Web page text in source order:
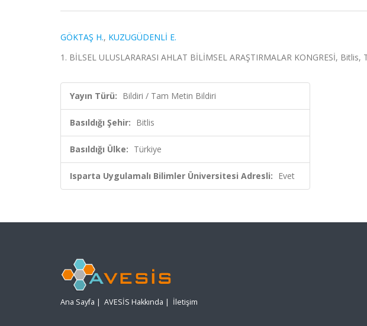
GÖKTAŞ H., KUZUGÜDENLİ E.
1. BİLSEL ULUSLARARASI AHLAT BİLİMSEL ARAŞTIRMALAR KONGRESİ,
Yayın Türü: Bildiri / Tam Metin Bildiri
Basıldığı Şehir: Bitlis
Basıldığı Ülke: Türkiye
Isparta Uygulamalı Bilimler Üniversitesi Adresli: Evet
Ana Sayfa | AVESİS Hakkında | İletişim